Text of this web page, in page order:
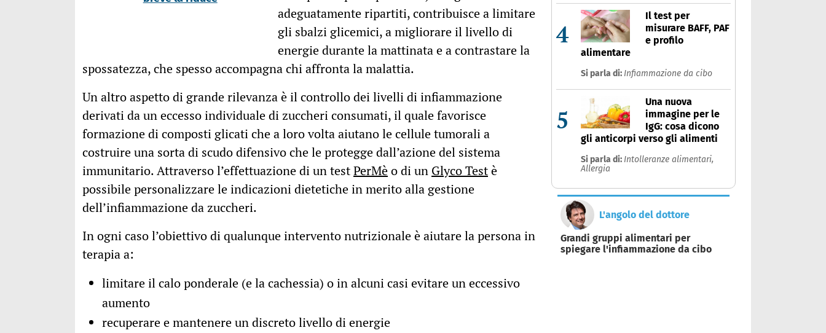
adeguatamente ripartiti, contribuisce a limitare
gli sbalzi glicemici, a migliorare il livello di
energie durante la mattinata e a contrastare la
spossatezza, che spesso accompagna chi affronta la malattia.
Un altro aspetto di grande rilevanza è il controllo dei livelli di infiammazione
derivati da un eccesso individuale di zuccheri consumati, il quale favorisce
formazione di composti glicati che a loro volta aiutano le cellule tumorali a
costruire una sorta di scudo difensivo che le protegge dall’azione del sistema
immunitario. Attraverso l’effettuazione di un testPerMèo di un Glyco Testè
possibile personalizzare le indicazioni dietetiche in merito alla gestione
dell’infiammazione da zuccheri.
In ogni caso l’obiettivo di qualunque intervento nutrizionale è aiutare la persona in
terapia a:
limitare il calo ponderale (e la cachessia) o in alcuni casi evitare un eccessivo
aumento
recuperare e mantenere un discreto livello di energie
4
Il test per
misurare BAFF, PAF
e profilo
alimentare
Si parla di: Infiammazione da cibo
5
Una nuova
immagine per le
IgG: cosa dicono
gli anticorpi verso gli alimenti
Si parla di: Intolleranze alimentari,
Allergia
L'angolo del dottore
Grandi gruppi alimentari per
spiegare l'infiammazione da cibo